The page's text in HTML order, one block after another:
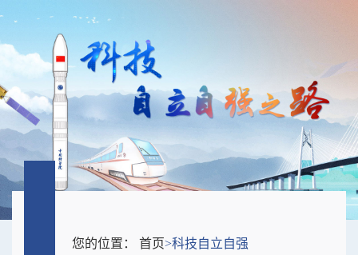
您的位置： 首页>科技自立自强